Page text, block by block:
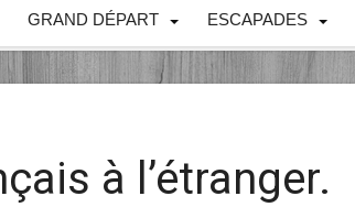
GRAND DÉPART ESCAPADES
à l’étranger.